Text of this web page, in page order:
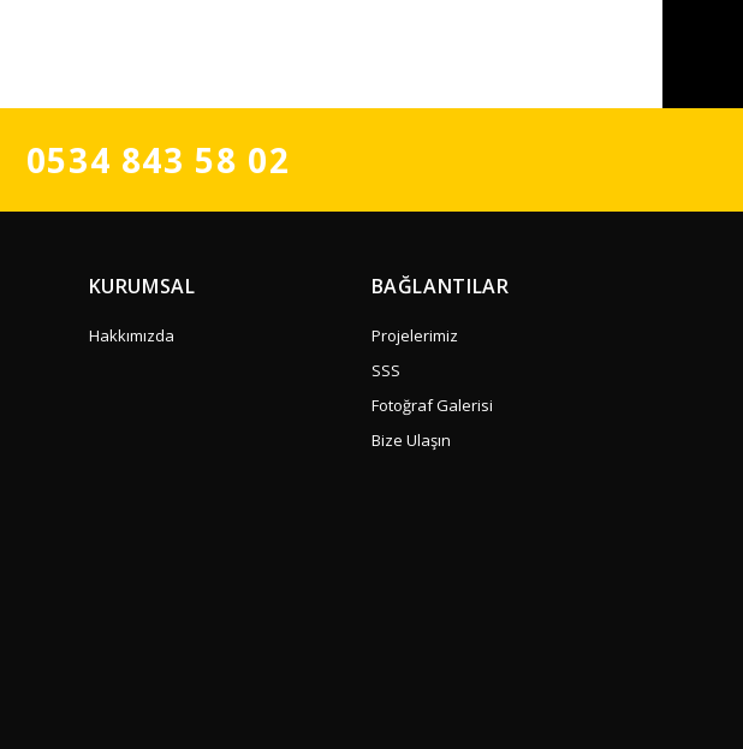
0534 843 58 02
KURUMSAL
Hakkımızda
BAĞLANTILAR
Projelerimiz
SSS
Fotoğraf Galerisi
Bize Ulaşın